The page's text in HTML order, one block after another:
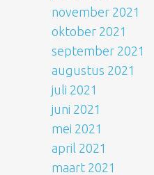
november 2021
oktober 2021
september 2021
augustus 2021
juli 2021
juni 2021
mei 2021
april 2021
maart 2021